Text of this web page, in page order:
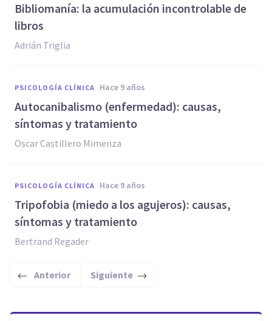
​Bibliomanía: la acumulación incontrolable de
libros
Adrián Triglia
PSICOLOGÍA CLÍNICA hace 9 años
​Autocanibalismo (enfermedad): causas,
síntomas y tratamiento
Oscar Castillero Mimenza
PSICOLOGÍA CLÍNICA hace 9 años
Tripofobia (miedo a los agujeros): causas,
síntomas y tratamiento
Bertrand Regader
Anterior Siguiente